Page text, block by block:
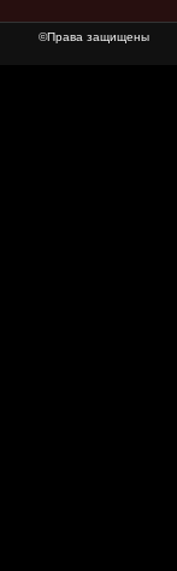
©Права защищены